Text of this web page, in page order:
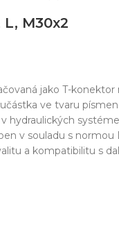
L, M30x2
jako T-konektor
ve tvaru
hydraulických
v souladu s normou
a kompatibilitu s